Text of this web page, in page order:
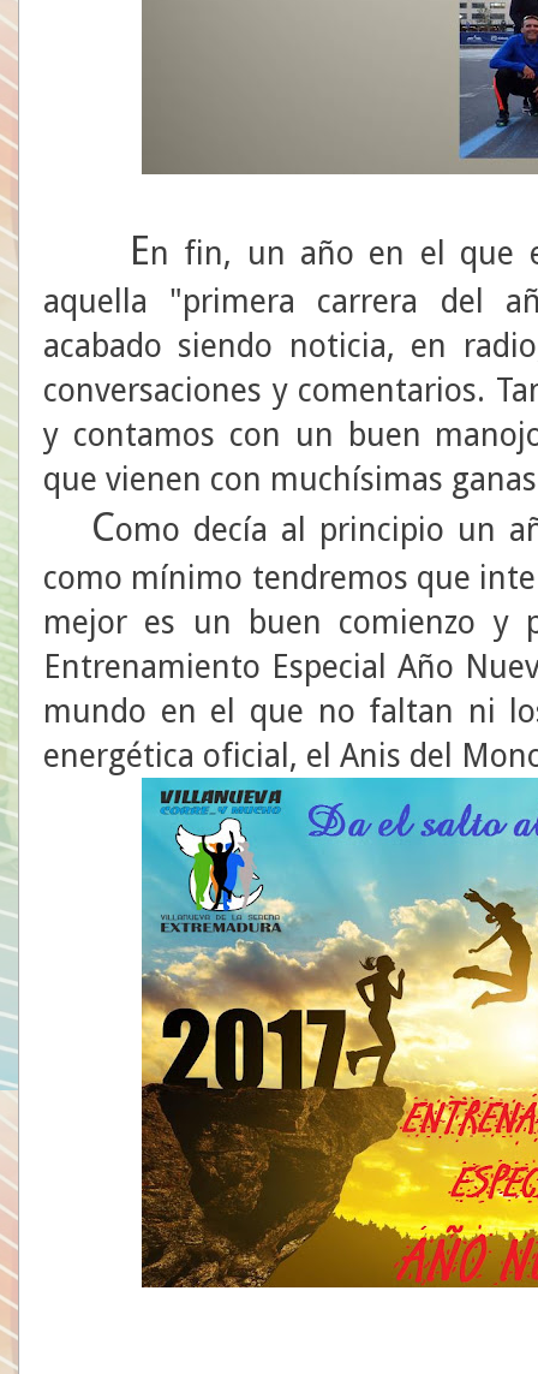
En fin, un año en el que
aquella "primera carrera del
acabado siendo noticia, en
conversaciones y comentarios.
y contamos con un buen
que vienen con muchísimas
Como decía al principio un
como mínimo tendremos que
mejor es un buen comienzo y
Entrenamiento Especial Año
mundo en el que no faltan ni
energética oficial, el Anis del